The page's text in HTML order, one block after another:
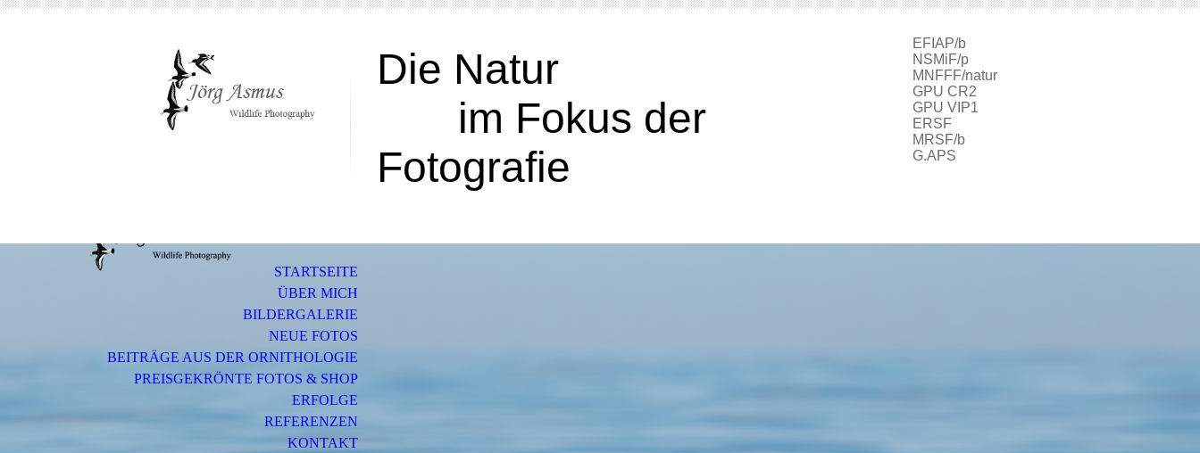
Die Natur
im Fokus der
Fotografie
EFIAP/b
NSMiF/p
MNFFF/natur
GPU CR2
GPU VIP1
ERSF
MRSF/b
G.APS
STARTSEITE
ÜBER MICH
BILDERGALERIE
NEUE FOTOS
BEITRÄGE AUS DER ORNITHOLOGIE
PREISGEKRÖNTE FOTOS & SHOP
ERFOLGE
REFERENZEN
KONTAKT